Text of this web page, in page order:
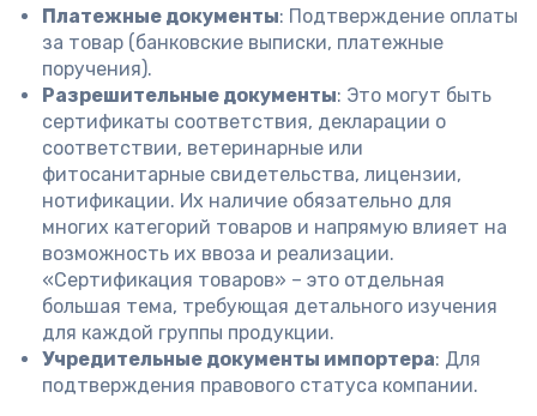
Платежные документы: Подтверждение оплаты
за товар (банковские выписки, платежные
поручения).
Разрешительные документы: Это могут быть
сертификаты соответствия, декларации о
соответствии, ветеринарные или
фитосанитарные свидетельства, лицензии,
нотификации. Их наличие обязательно для
многих категорий товаров и напрямую влияет на
возможность их ввоза и реализации.
«Сертификация товаров» – это отдельная
большая тема, требующая детального изучения
для каждой группы продукции.
Учредительные документы импортера: Для
подтверждения правового статуса компании.